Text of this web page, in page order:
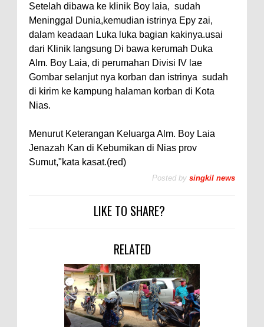
Setelah dibawa ke klinik Boy laia, sudah
Meninggal Dunia,kemudian istrinya Epy zai,
dalam keadaan Luka luka bagian kakinya.usai
dari Klinik langsung Di bawa kerumah Duka
Alm. Boy Laia, di perumahan Divisi IV lae
Gombar selanjut nya korban dan istrinya sudah
di kirim ke kampung halaman korban di Kota
Nias.
Menurut Keterangan Keluarga Alm. Boy Laia
Jenazah Kan di Kebumikan di Nias prov
Sumut,"kata kasat.(red)
Posted by singkil news
LIKE TO SHARE?
RELATED